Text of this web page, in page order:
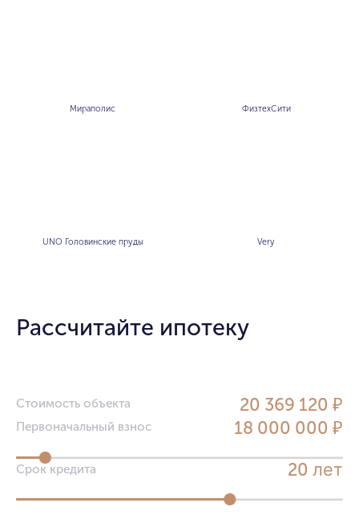
Мираполис ФизтехСити
UNO Головинские пруды Very
Рассчитайте ипотеку
Стоимость объекта 20 369 120 ₽
Первоначальный взнос 18 000 000 ₽
Срок кредита 20 лет